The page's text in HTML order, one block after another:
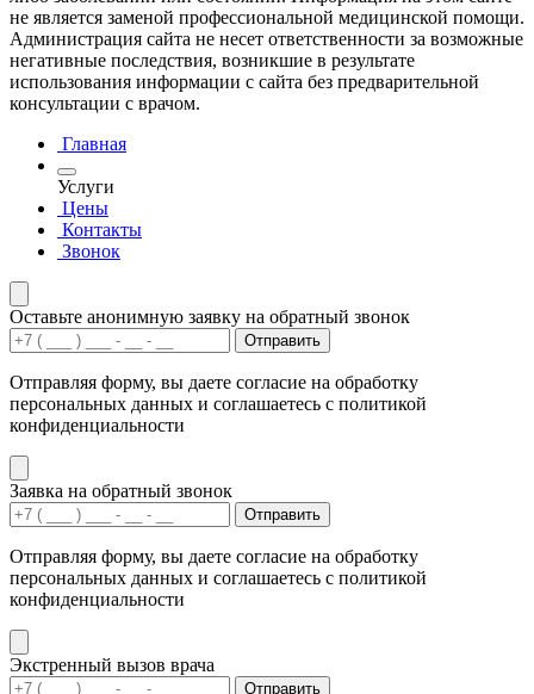
не является заменой профессиональной медицинской помощи.
Администрация сайта не несет ответственности за возможные
негативные последствия, возникшие в результате
использования информации с сайта без предварительной
консультации с врачом.
Главная
Услуги
Цены
Контакты
Звонок
Оставьте анонимную заявку на обратный звонок
Отправить
Отправляя форму, вы даете согласие на обработку
персональных данных и соглашаетесь с политикой
конфиденциальности
Заявка на обратный звонок
Отправить
Отправляя форму, вы даете согласие на обработку
персональных данных и соглашаетесь с политикой
конфиденциальности
Экстренный вызов врача
Отправить